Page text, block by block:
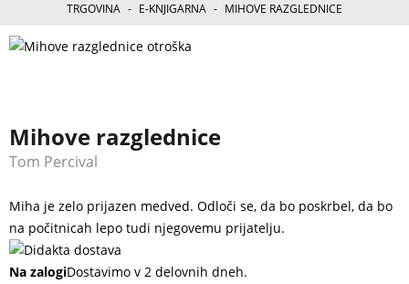
TRGOVINA - E-KNJIGARNA - MIHOVE RAZGLEDNICE
Mihove razglednice
Tom Percival
Miha je zelo prijazen medved. Odloči se, da bo poskrbel, da bo
na počitnicah lepo tudi njegovemu prijatelju.
Na zalogiDostavimo v 2 delovnih dneh.